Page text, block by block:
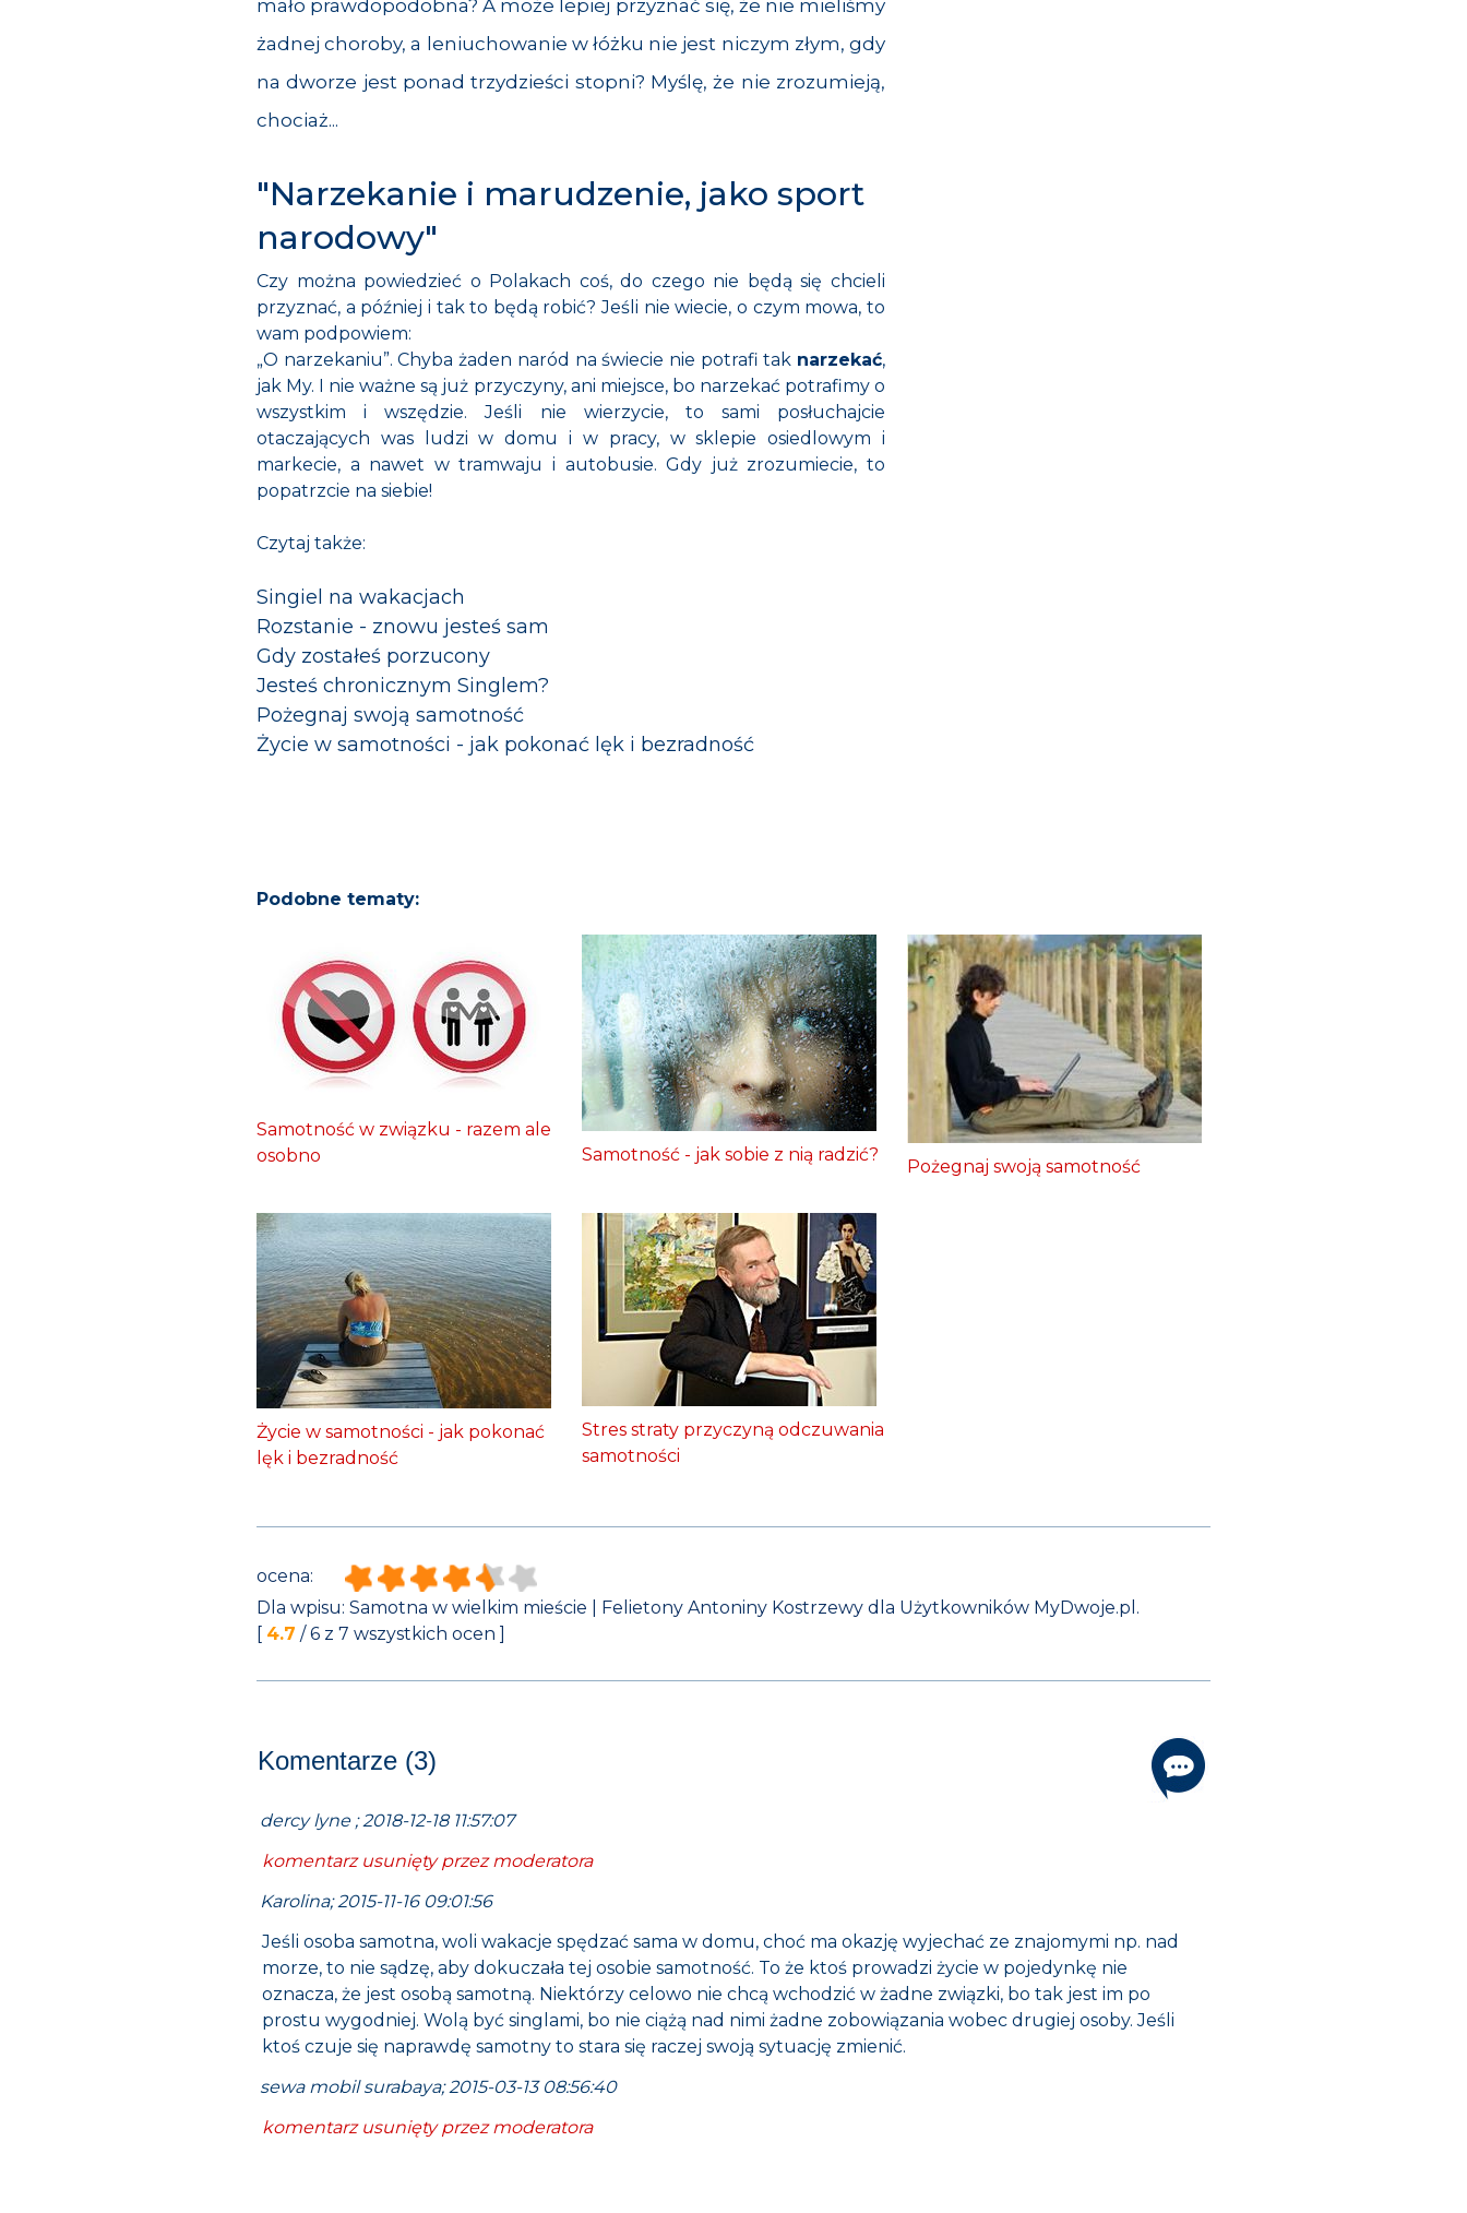
mało prawdopodobna? A może lepiej przyznać się, że nie mieliśmy
żadnej choroby, a leniuchowanie w łóżku nie jest niczym złym, gdy
na dworze jest ponad trzydzieści stopni? Myślę, że nie zrozumieją,
chociaż...
"Narzekanie i marudzenie, jako sport
narodowy"
Czy można powiedzieć o Polakach coś, do czego nie będą się chcieli
przyznać, a później i tak to będą robić? Jeśli nie wiecie, o czym mowa, to
wam podpowiem:
„O narzekaniu”. Chyba żaden naród na świecie nie potrafi tak narzekać,
jak My. I nie ważne są już przyczyny, ani miejsce, bo narzekać potrafimy o
wszystkim i wszędzie. Jeśli nie wierzycie, to sami posłuchajcie
otaczających was ludzi w domu i w pracy, w sklepie osiedlowym i
markecie, a nawet w tramwaju i autobusie. Gdy już zrozumiecie, to
popatrzcie na siebie!
Czytaj także:
Singiel na wakacjach
Rozstanie - znowu jesteś sam
Gdy zostałeś porzucony
Jesteś chronicznym Singlem?
Pożegnaj swoją samotność
Życie w samotności - jak pokonać lęk i bezradność
Podobne tematy:
Samotność w związku - razem ale
osobno
Samotność - jak sobie z nią radzić?
Pożegnaj swoją samotność
Życie w samotności - jak pokonać
lęk i bezradność
Stres straty przyczyną odczuwania
samotności
ocena:
Dla wpisu: Samotna w wielkim mieście | Felietony Antoniny Kostrzewy dla Użytkowników MyDwoje.pl.
[ 4.7 /6 z 7 wszystkich ocen ]
Komentarze (3)
dercy lyne ; 2018-12-18 11:57:07
komentarz usunięty przez moderatora
Karolina; 2015-11-16 09:01:56
Jeśli osoba samotna, woli wakacje spędzać sama w domu, choć ma okazję wyjechać ze znajomymi np. nad
morze, to nie sądzę, aby dokuczała tej osobie samotność. To że ktoś prowadzi życie w pojedynkę nie
oznacza, że jest osobą samotną. Niektórzy celowo nie chcą wchodzić w żadne związki, bo tak jest im po
prostu wygodniej. Wolą być singlami, bo nie ciążą nad nimi żadne zobowiązania wobec drugiej osoby. Jeśli
ktoś czuje się naprawdę samotny to stara się raczej swoją sytuację zmienić.
sewa mobil surabaya; 2015-03-13 08:56:40
komentarz usunięty przez moderatora